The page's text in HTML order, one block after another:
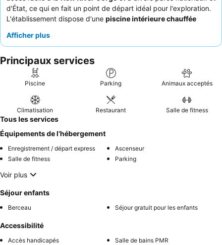
d'État, ce qui en fait un point de départ idéal pour l'exploration.
L'établissement dispose d'une piscine intérieure chauffée
jouer. Les clients apprécient constamment l'exceptionnelle
déjeuner gratuit, qui comprend souvent des plats chauds et des
options sans gluten. Pour un séjour plus calme, pensez à
demander une chambre éloignée des grands axes de
raison des installations adjacentes.
Afficher plus
Principaux services
Piscine Parking Animaux acceptés
Climatisation Restaurant Salle de fitness
Tous les services
Équipements de l’hébergement
Enregistrement / départ express
Ascenseur
Salle de fitness
Parking
Voir plus
Séjour enfants
Berceau Séjour gratuit pour les enfants
Accessibilité
Accès handicapés Salle de bains PMR